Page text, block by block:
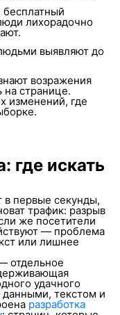
бесплатный
лихорадочно
выявляют до
возражения
на странице.
изменений, где
где искать
в первые секунды,
трафик: разрыв
же посетители
— проблема
или лишнее
отдельное
удачного
данными, текстом и
разработка